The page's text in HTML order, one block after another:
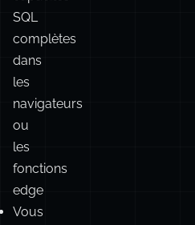
Vous
avez
besoin
de
capacités
SQL
complètes
dans
les
navigateurs
La
règle
de
décision
La question pratique n’est pas
est la meilleure ? »